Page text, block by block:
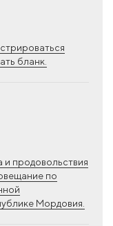
бланк.
и продовольствия
по
Мордовия.